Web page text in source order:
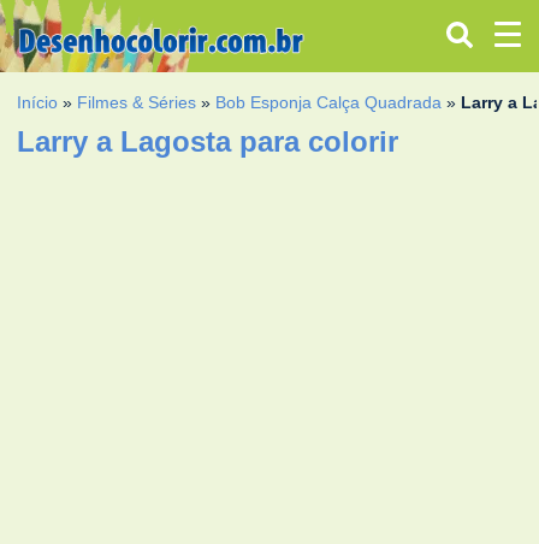
Início » Filmes & Séries » Bob Esponja Calça Quadrada » Larry a
Larry a Lagosta para colorir